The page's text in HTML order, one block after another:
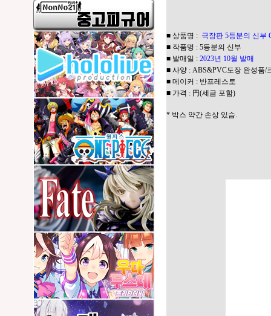
■ 상품명 : 극장판 5등분의 신부
■ 작품명 : 5등분의 신부
■ 발매일 : 2023년 10월 발매
■ 사양 : ABS&PVC도장 완성품/
■ 메이커 : 반프레스토
■ 가격 : 円(세금 포함)
* 박스 약간 손상 있슴.